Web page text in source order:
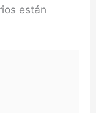
están